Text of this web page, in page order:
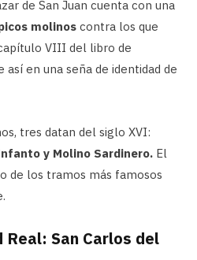
de San Juan cuenta con una
molinos contra los que
VIII del libro de
así en una seña de identidad de
tres datan del siglo XVI:
y Molino Sardinero. El
de los tramos más famosos
Real: San Carlos del